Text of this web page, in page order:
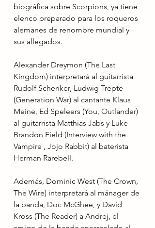
biográfica sobre Scorpions, ya tiene
elenco preparado para los roqueros
alemanes de renombre mundial y
sus allegados.
Alexander Dreymon (The Last
Kingdom) interpretará al guitarrista
Rudolf Schenker, Ludwig Trepte
(Generation War) al cantante Klaus
Meine, Ed Speleers (You, Outlander)
al guitarrista Matthias Jabs y Luke
Brandon Field (Interview with the
Vampire , Jojo Rabbit) al baterista
Herman Rarebell.
Además, Dominic West (The Crown,
The Wire) interpretará al mánager de
la banda, Doc McGhee, y David
Kross (The Reader) a Andrej, el